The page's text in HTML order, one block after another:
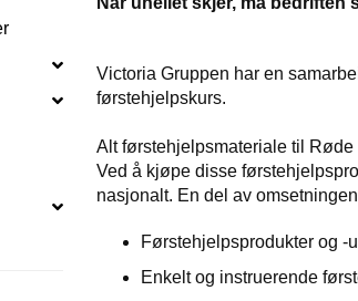
Victoria Gruppen har en
førstehjelpskurs.
Alt førstehjelpsmateriale til
Ved å kjøpe disse
nasjonalt. En del av
Førstehjelpsprodukter og -
Enkelt og instruerende